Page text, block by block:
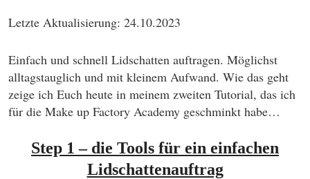
Letzte Aktualisierung: 24.10.2023
Einfach und schnell Lidschatten auftragen. Möglichst
alltagstauglich und mit kleinem Aufwand. Wie das geht
zeige ich Euch heute in meinem zweiten Tutorial, das ich
für die Make up Factory Academy geschminkt habe…
Step 1 – die Tools für ein einfachen
Lidschattenauftrag